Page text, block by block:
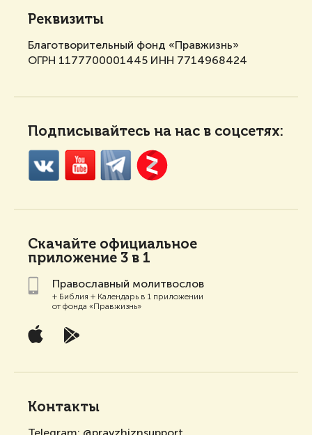
Реквизиты
Благотворительный фонд «Правжизнь»
ОГРН 1177700001445 ИНН 7714968424
Подписывайтесь на нас в соцсетях:
Скачайте официальное
приложение 3 в 1
Православный молитвослов
+ Библия + Календарь в 1 приложении
от фонда «Правжизнь»
Контакты